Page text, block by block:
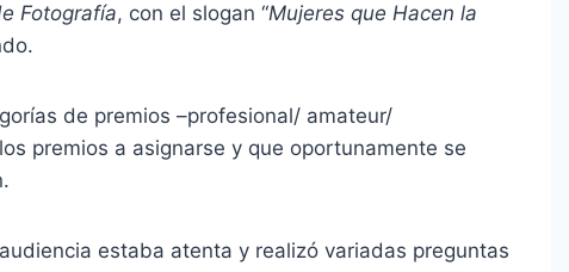
Fotografía, con el slogan “Mujeres que Hacen la
de premios –profesional/ amateur/
premios a asignarse y que oportunamente se
estaba atenta y realizó variadas preguntas